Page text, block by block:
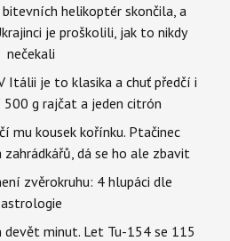
helikoptér skončila, a
je proškolili, jak to nikdy
nečekali
Itálii je to klasika a chuť předčí i
g rajčat a jeden citrón
mu kousek kořínku. Ptačinec
dá se ho ale zbavit
zvěrokruhu: 4 hlupáci dle
astrologie
devět minut. Let Tu-154 se 115